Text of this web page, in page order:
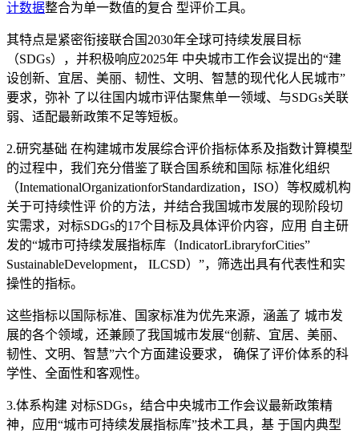
计数据整合为单一数值的复合 型评价工具。
其特点是紧密衔接联合国2030年全球可持续发展目标
（SDGs），并积极响应2025年 中央城市工作会议提出的“建
设创新、宜居、美丽、韧性、文明、智慧的现代化人民城市”
要求，弥补 了以往国内城市评估聚焦单一领域、与SDGs关联
弱、适配最新政策不足等短板。
2.研究基础 在构建城市发展综合评价指标体系及指数计算模型
的过程中，我们充分借鉴了联合国系统和国际 标准化组织
（IntemationalOrganizationforStandardization，ISO）等权威机构
关于可持续性评 价的方法，并结合我国城市发展的现阶段切
实需求，对标SDGs的17个目标及具体评价内容，应用 自主研
发的“城市可持续发展指标库（IndicatorLibraryforCities”
SustainableDevelopment， ILCSD）”，筛选出具有代表性和实
操性的指标。
这些指标以国际标准、国家标准为优先来源，涵盖了 城市发
展的各个领域，还兼顾了我国城市发展“创薪、宜居、美丽、
韧性、文明、智慧”六个方面建设要求， 确保了评价体系的科
学性、全面性和客观性。
3.体系构建 对标SDGs，结合中央城市工作会议最新政策精
神，应用“城市可持续发展指标库”技术工具，基 于国内典型